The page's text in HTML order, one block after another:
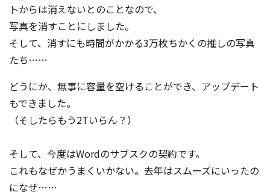
トからは消えないとのことなので、
写真を消すことにしました。
そして、消すにも時間がかかる3万枚ちかくの推しの写真
たち……
どうにか、無事に容量を空けることができ、アップデート
もできました。
（そしたらもう2Tいらん？）
そして、今度はWordのサブスクの契約です。
これもなぜかうまくいかない。去年はスムーズにいったの
になぜ……